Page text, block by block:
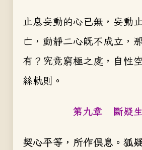
止息妄動的心已無，妄動
亡，動靜二心既不成立，
有？究竟窮極之處，自性
絲軌則。
第九章 斷疑
契心平等，所作俱息。狐